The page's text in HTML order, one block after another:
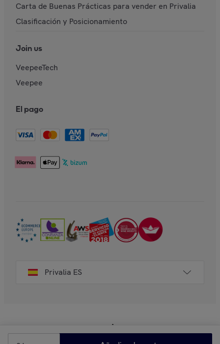
Carta de Buenas Prácticas para vender en Privalia
Clasificación y Posicionamiento
Join us
VeepeeTech
Veepee
El pago
Privalia ES